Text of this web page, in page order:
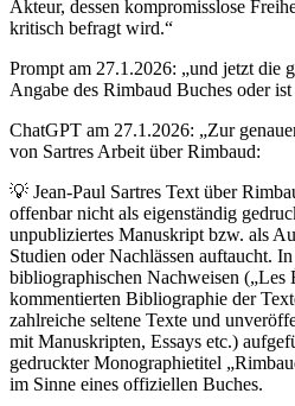
Akteur, dessen kompromisslose
kritisch befragt wird.“
Prompt am 27.1.2026: „und jetzt die
Angabe des Rimbaud Buches oder
ChatGPT am 27.1.2026: „Zur
von Sartres Arbeit über Rimbaud:
💡 Jean-Paul Sartres Text über
offenbar nicht als eigenständig
unpubliziertes Manuskript bzw. als
Studien oder Nachlässen auftaucht.
bibliographischen Nachweisen („Les
kommentierten Bibliographie der
zahlreiche seltene Texte und
mit Manuskripten, Essays etc.)
gedruckter Monographietitel
im Sinne eines offiziellen Buches.